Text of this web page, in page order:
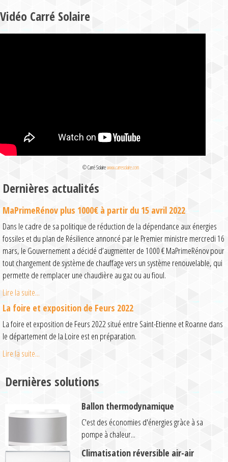
Vidéo Carré Solaire
© Carré Solairewww.carresolaire.com
Dernières actualités
MaPrimeRénov plus 1000€ à partir du 15 avril 2022
Dans le cadre de sa politique de réduction de la dépendance aux énergies
fossiles et du plan de Résilience annoncé par le Premier ministre mercredi 16
mars, le Gouvernement a décidé d’augmenter de 1000 € MaPrimeRénov pour
tout changement de système de chauffage vers un système renouvelable, qui
permette de remplacer une chaudière au gaz ou au fioul.
Lire la suite...
La foire et exposition de Feurs 2022
La foire et exposition de Feurs 2022 situé entre Saint-Etienne et Roanne dans
le département de la Loire est en préparation.
Lire la suite...
Dernières solutions
Ballon thermodynamique
C'est des économies d'énergies gràce à sa
pompe à chaleur...
Climatisation réversible air-air